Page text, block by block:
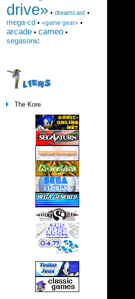
drive» •dreamcast •
mega-cd •«game gear» •
arcade •cameo •
segasonic
LIENS
The Kore